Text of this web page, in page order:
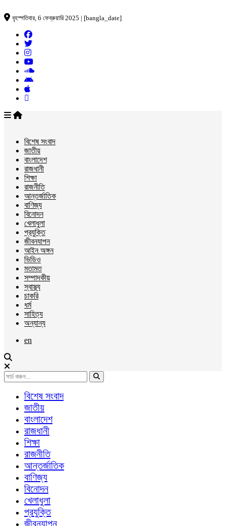
বৃহস্পতিবার, 6 ফেব্রুয়ারি 2025 | [bangla_date]
বিশেষ সংবাদ
জাতীয়
বাংলাদেশ
রাজধানী
শিক্ষা
রাজনীতি
আন্তর্জাতিক
বাণিজ্য
বিনোদন
খেলাধুলা
প্রযুক্তি
জীবনযাপন
আইন অঙ্গন
ভিডিও
মতামত
সম্পাদকীয়
স্বাস্থ্য
চাকরি
ধর্ম
সাহিত্য
অন্যান্য
en
বিশেষ সংবাদ
জাতীয়
বাংলাদেশ
রাজধানী
শিক্ষা
রাজনীতি
আন্তর্জাতিক
বাণিজ্য
বিনোদন
খেলাধুলা
প্রযুক্তি
জীবনযাপন